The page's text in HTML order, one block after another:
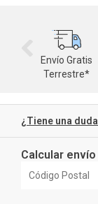
Envío Gratis
Terrestre*
¿Tiene una
Calcular envío